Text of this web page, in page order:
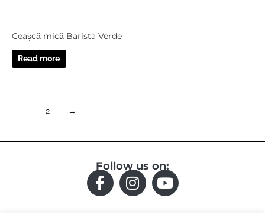
Ceașcă mică Barista Verde
Read more
2 →
Follow us on:
F
I
Y